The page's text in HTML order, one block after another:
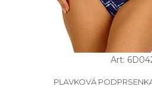
Art:
PLAVKOVÁ